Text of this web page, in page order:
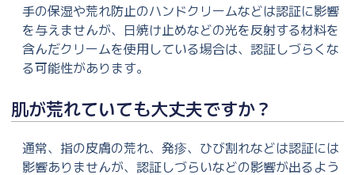
手の保湿や荒れ防止のハンドクリームなどは認証に影響
を与えませんが、日焼け止めなどの光を反射する材料を
含んだクリームを使用している場合は、認証しづらくな
る可能性があります。
肌が荒れていても大丈夫ですか？
通常、指の皮膚の荒れ、発疹、ひび割れなどは認証には
影響ありませんが、認証しづらいなどの影響が出るよう